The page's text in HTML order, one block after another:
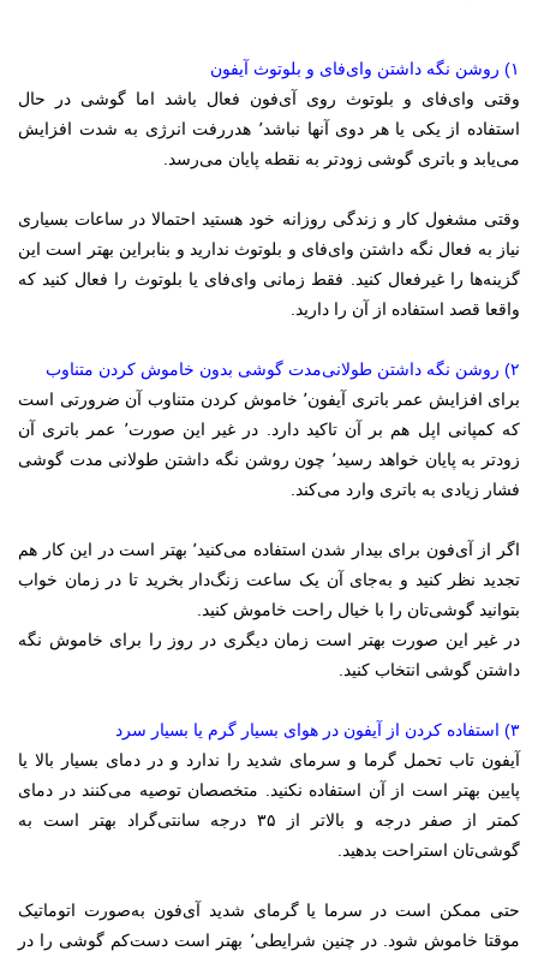
۱) روشن نگه داشتن وای‌فای و بلوتوث آیفون
وقتی وای‌فای و بلوتوث روی آی‌فون فعال باشد اما گوشی در حال
استفاده از یکی یا هر دوی آنها نباشد٬ هدررفت انرژی به شدت افزایش
می‌یابد و باتری گوشی زودتر به نقطه پایان می‌رسد.
وقتی مشغول کار و زندگی روزانه خود هستید احتمالا در ساعات بسیاری
نیاز به فعال نگه داشتن وای‌فای و بلوتوث ندارید و بنابراین بهتر است این
گزینه‌ها را غیرفعال کنید. فقط زمانی وای‌فای یا بلوتوث را فعال کنید که
واقعا قصد استفاده از آن را دارید.
۲) روشن نگه داشتن طولانی‌مدت گوشی بدون خاموش کردن متناوب
برای افزایش عمر باتری آیفون٬ خاموش کردن متناوب آن ضرورتی است
که کمپانی اپل هم بر آن تاکید دارد. در غیر این صورت٬ عمر باتری آن
زودتر به پایان خواهد رسید٬ چون روشن نگه داشتن طولانی مدت گوشی
فشار زیادی به باتری وارد می‌کند.
اگر از ‌آی‌فون برای بیدار شدن استفاده می‌کنید٬ بهتر است در این کار هم
تجدید نظر کنید و به‌جای آن یک ساعت زنگ‌دار بخرید تا در زمان خواب
بتوانید گوشی‌تان را با خیال راحت خاموش کنید.
در غیر این صورت بهتر است زمان دیگری در روز را برای خاموش نگه
داشتن گوشی انتخاب کنید.
۳) استفاده کردن از آیفون در هوای بسیار گرم یا بسیار سرد
آیفون تاب تحمل گرما و سرمای شدید را ندارد و در دمای بسیار بالا یا
پایین بهتر است از آن استفاده نکنید. متخصصان توصیه می‌کنند در دمای
کمتر از صفر درجه و بالاتر از ۳۵ درجه سانتی‌گراد بهتر است به
گوشی‌تان استراحت بدهید.
حتی ممکن است در سرما یا گرمای شدید آی‌فون به‌صورت اتوماتیک
موقتا خاموش شود. در چنین شرایطی٬ بهتر است دست‌کم گوشی را در